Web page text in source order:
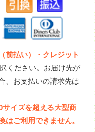
前払い）・クレジット
ください。お届け先が
、お支払いの請求先は
サイズを超える大型商
はご利用できません。